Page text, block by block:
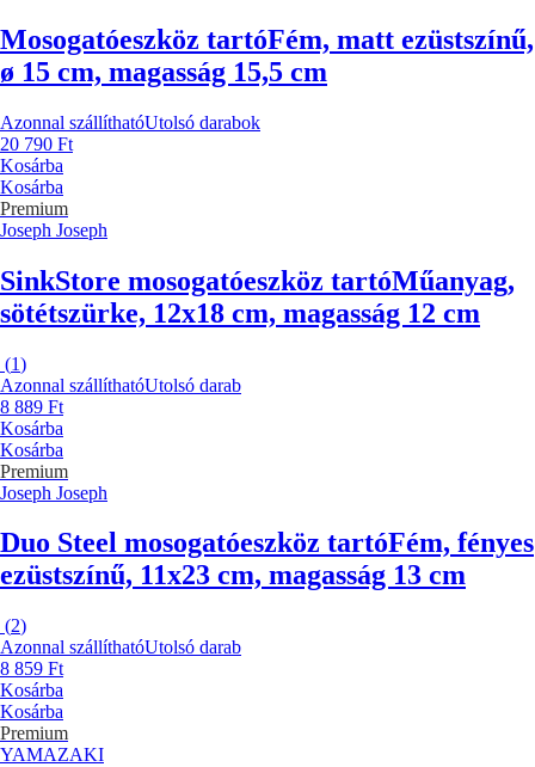
Mosogatóeszköz tartóFém, matt ezüstszínű,
ø 15 cm, magasság 15,5 cm
Azonnal szállíthatóUtolsó darabok
20 790 Ft
Kosárba
Kosárba
Premium
Joseph Joseph
SinkStore mosogatóeszköz tartóMűanyag,
sötétszürke, 12x18 cm, magasság 12 cm
(1)
Azonnal szállíthatóUtolsó darab
8 889 Ft
Kosárba
Kosárba
Premium
Joseph Joseph
Duo Steel mosogatóeszköz tartóFém, fényes
ezüstszínű, 11x23 cm, magasság 13 cm
(2)
Azonnal szállíthatóUtolsó darab
8 859 Ft
Kosárba
Kosárba
Premium
YAMAZAKI